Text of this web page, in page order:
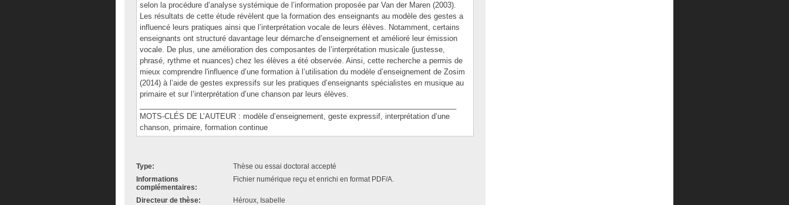
selon la procédure d’analyse systémique de l’information proposée par Van der Maren (2003).
Les résultats de cette étude révèlent que la formation des enseignants au modèle des gestes a
influencé leurs pratiques ainsi que l’interprétation vocale de leurs élèves. Notamment, certains
enseignants ont structuré davantage leur démarche d’enseignement et amélioré leur émission
vocale. De plus, une amélioration des composantes de l’interprétation musicale (justesse,
phrasé, rythme et nuances) chez les élèves a été observée. Ainsi, cette recherche a permis de
mieux comprendre l'influence d’une formation à l’utilisation du modèle d’enseignement de Zosim
(2014) à l’aide de gestes expressifs sur les pratiques d’enseignants spécialistes en musique au
primaire et sur l’interprétation d’une chanson par leurs élèves.
MOTS-CLÉS DE L’AUTEUR : modèle d’enseignement, geste expressif, interprétation d’une
chanson, primaire, formation continue
Type:
Thèse ou essai doctoral accepté
Informations
complémentaires:
Fichier numérique reçu et enrichi en format PDF/A.
Directeur de thèse: Héroux, Isabelle